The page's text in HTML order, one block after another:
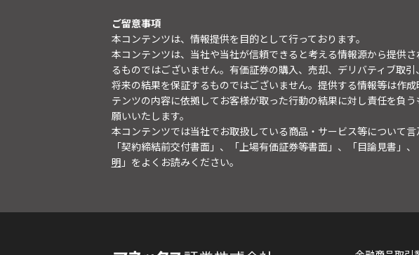
ご留意事項
本コンテンツは、情報提供を目的として行っております。
本コンテンツは、当社や当社が信頼できると考える情報源から提供
るものではございません。有価証券の購入、売却、デリバティブ取
将来の結果を保証するものではございません。提供する情報等は作
テンツの内容に依拠してお客様が取った行動の結果に対し責任を負
願いいたします。
本コンテンツでは当社でお取扱している商品・サービス等について
「契約締結前交付書面」、「上場有価証券等書面」、「目論見書」
明 」をよくお読みください。